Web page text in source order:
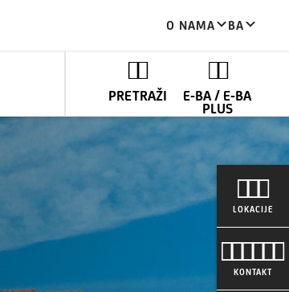
O NAMA BA
PRETRAŽI
E-BA / E-BA
PLUS
LOKACIJE
KONTAKT